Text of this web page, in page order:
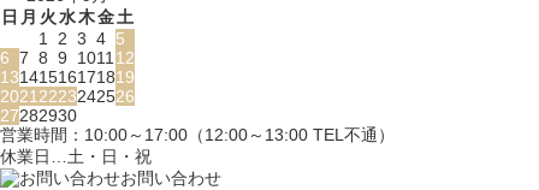
日 月 火水木金土
1 2 3 4 5
6 7 8 9 101112
13141516171819
20212223242526
27282930
営業時間：10:00～17:00（12:00～13:00 TEL不通）
休業日…土・日・祝
お問い合わせ